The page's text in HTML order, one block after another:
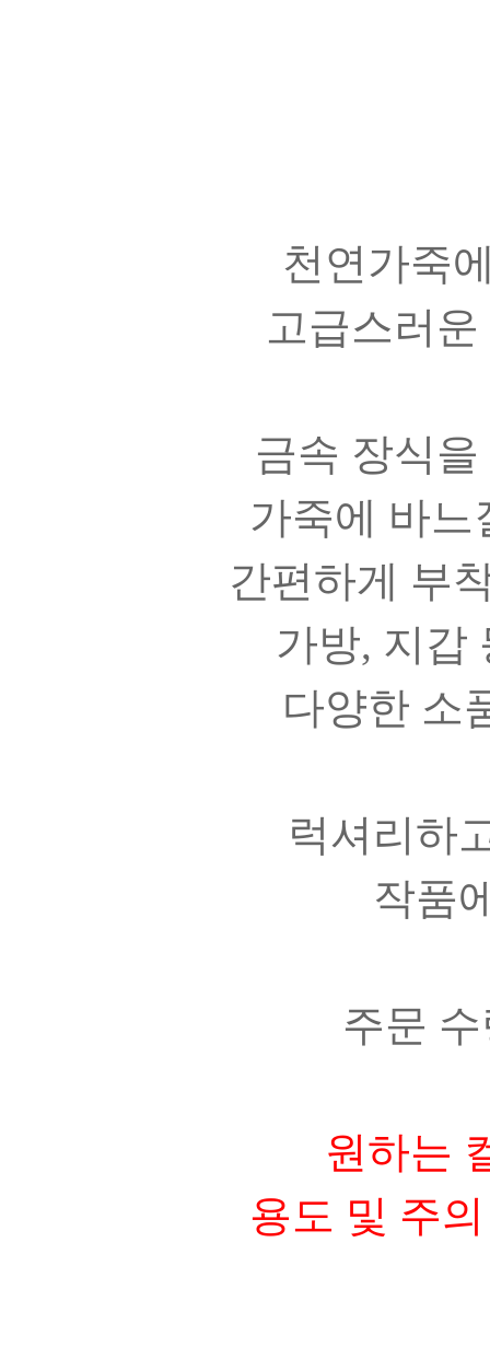
천연가죽
고급스러
금속 장식
가죽에 바
간편하게 부
가방, 지갑
다양한 소
럭셔리하
작품
주문
원하는
용도 및 주